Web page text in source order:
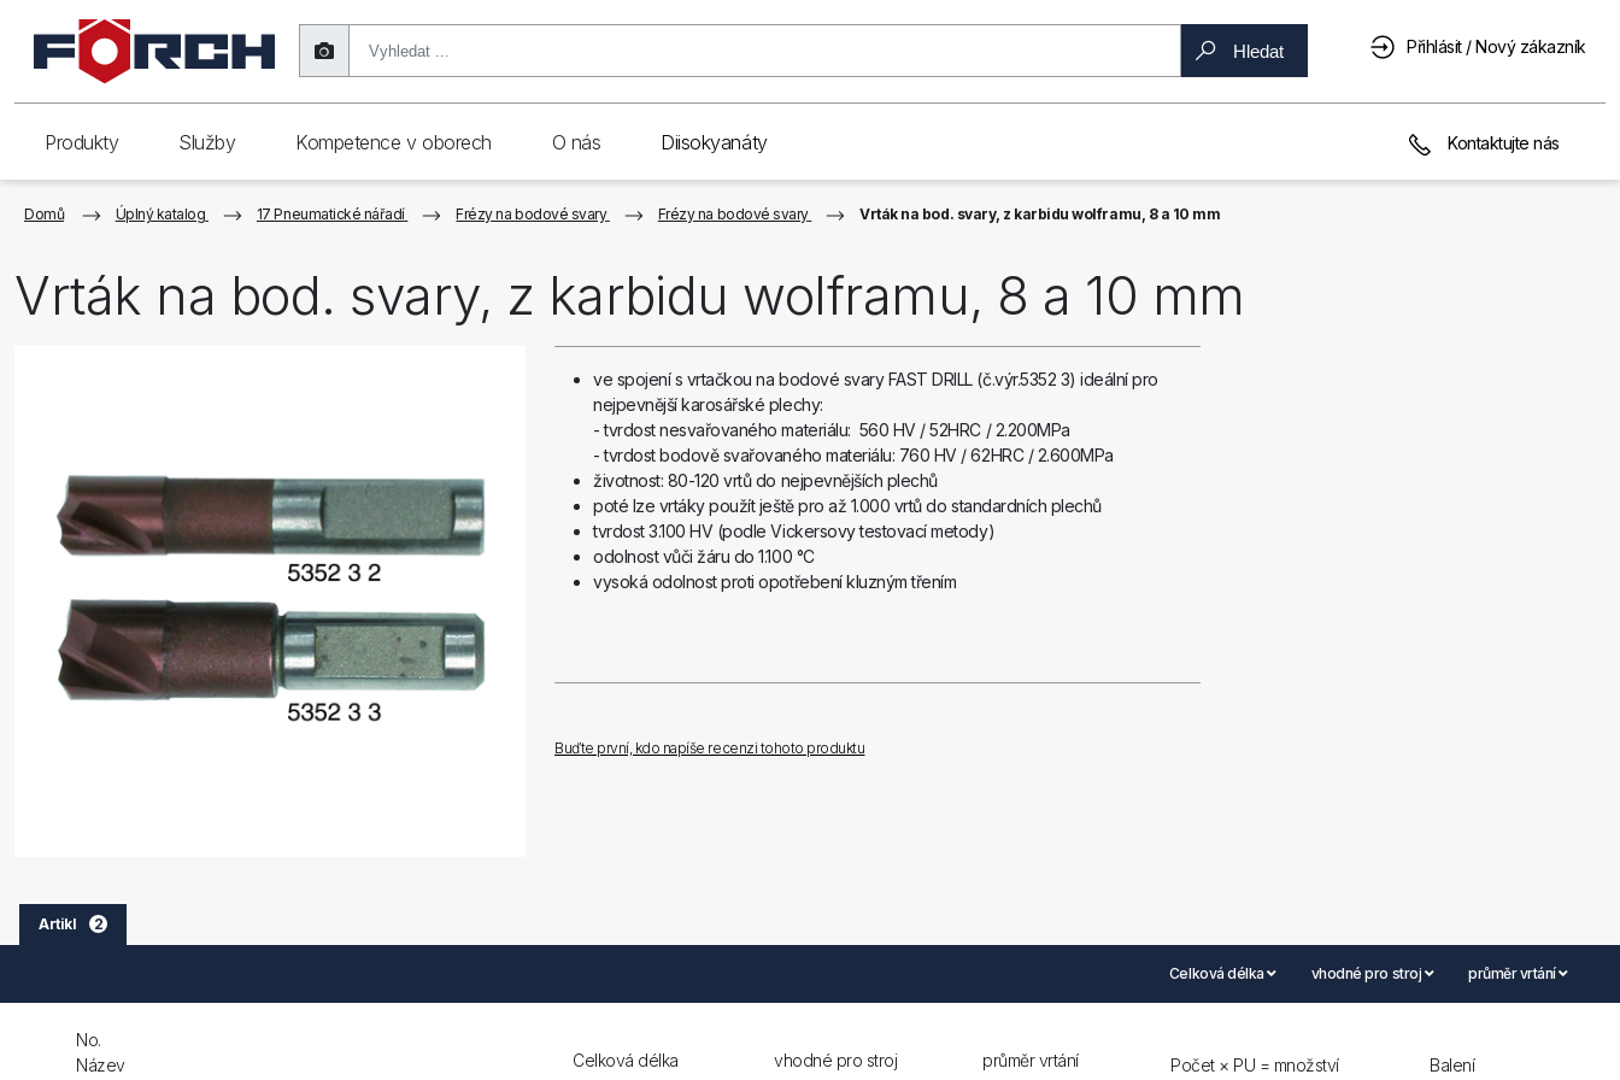
Hledat Přihlásit / Nový zákazník
Produkty Služby Kompetence v oborech O nás Diisokyanáty Kontaktujte nás
Domů Úplný katalog 17 Pneumatické nářadí Frézy na bodové svary Frézy na bodové svary Vrták na bod. svary, z karbidu wolframu, 8 a 10 mm
Vrták na bod. svary, z karbidu wolframu, 8 a 10 mm
ve spojení s vrtačkou na bodové svary FAST DRILL (č.výr.5352 3) ideální pro
nejpevnější karosářské plechy:
- tvrdost nesvařovaného materiálu: 560 HV / 52HRC / 2.200MPa
- tvrdost bodově svařovaného materiálu: 760 HV / 62HRC / 2.600MPa
životnost: 80-120 vrtů do nejpevnějších plechů
poté lze vrtáky použít ještě pro až 1.000 vrtů do standardních plechů
tvrdost 3.100 HV (podle Vickersovy testovací metody)
odolnost vůči žáru do 1.100 °C
vysoká odolnost proti opotřebení kluzným třením
Buďte první, kdo napíše recenzi tohoto produktu
Artikl 2
Celková délka vhodné pro stroj průměr vrtání
No.
Název
Celková délka vhodné pro stroj průměr vrtání Počet × PU = množství Balení